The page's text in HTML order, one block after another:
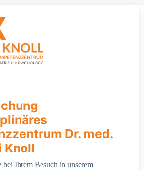
Dr. med.
Knoll
bei Ihrem Besuch in unserem